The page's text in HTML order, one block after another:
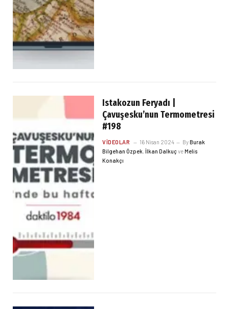
Istakozun Feryadı |
Çavuşesku’nun Termometresi
#198
VIDEOLAR 16 Nisan 2024 ByBurak
Bilgehan Özpek,İlkan DalkuçveMelis
Konakçı